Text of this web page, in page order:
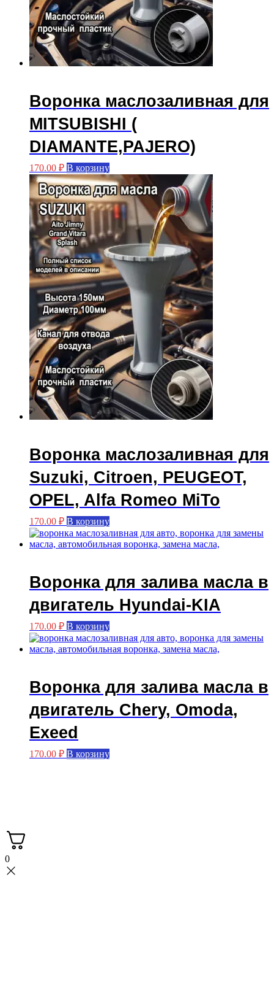
Воронка маслозаливная для
MITSUBISHI (
DIAMANTE,PAJERO)
170.00 ₽ В корзину
Воронка маслозаливная для
Suzuki, Citroen, PEUGEOT,
OPEL, Alfa Romeo MiTo
170.00 ₽ В корзину
Воронка для залива масла в
двигатель Hyundai-KIA
170.00 ₽ В корзину
Воронка для залива масла в
двигатель Chery, Omoda,
Exeed
170.00 ₽ В корзину
0